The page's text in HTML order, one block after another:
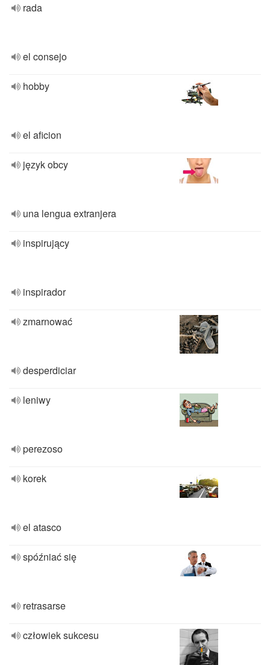
rada
el consejo
hobby
el aficion
język obcy
una lengua extranjera
inspirujący
inspirador
zmarnować
desperdiciar
leniwy
perezoso
korek
el atasco
spóźniać się
retrasarse
człowiek sukcesu